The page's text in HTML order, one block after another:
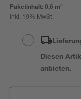
Paketinhalt:0,6 m²
inkl. 19% MwSt.
Diesen
anbieten.